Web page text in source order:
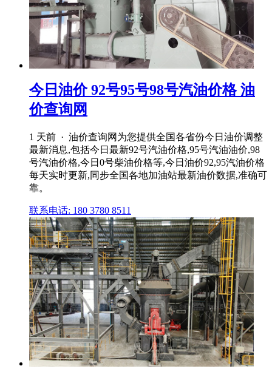
今日油价 92号95号98号汽油价格 油
价查询网
1 天前 · 油价查询网为您提供全国各省份今日油价调整
最新消息,包括今日最新92号汽油价格,95号汽油油价,98
号汽油价格,今日0号柴油价格等,今日油价92,95汽油价格
每天实时更新,同步全国各地加油站最新油价数据,准确可
靠。
联系电话: 180 3780 8511